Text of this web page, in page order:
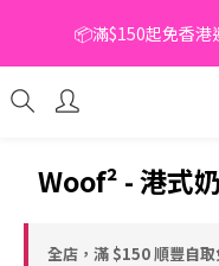
📦滿$150起免香港
📦滿$150起免香港
🥫 罐頭優惠 | 任選* 6件
📦滿$150起免香
Woof² - 港式
全店，滿 $150 順豐自